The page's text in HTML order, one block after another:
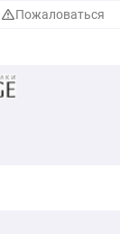
Пожаловаться